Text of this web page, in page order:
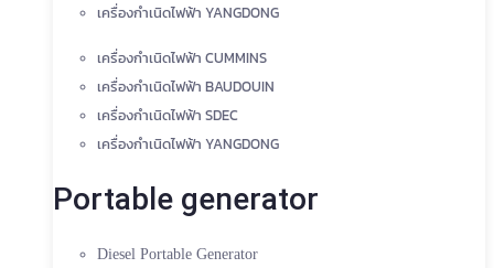
เครื่องกำเนิดไฟฟ้า YANGDONG
เครื่องกำเนิดไฟฟ้า CUMMINS
เครื่องกำเนิดไฟฟ้า BAUDOUIN
เครื่องกำเนิดไฟฟ้า SDEC
เครื่องกำเนิดไฟฟ้า YANGDONG
Portable generator
Diesel Portable Generator